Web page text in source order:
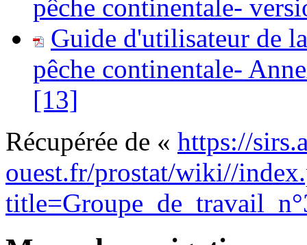
pêche continentale-
Guide d'utilisateur de
pêche continentale-
[13]
Récupérée de « https://
ouest.fr/prostat/wiki//